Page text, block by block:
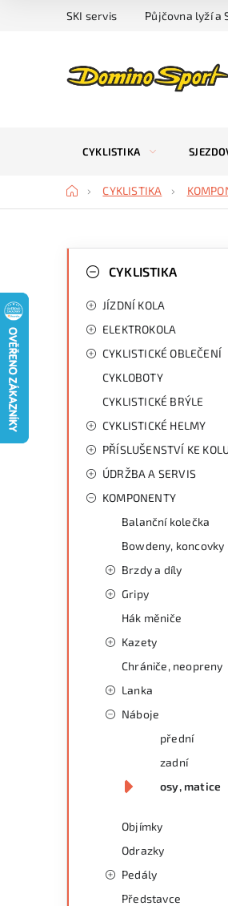
SKI servis Půjčovna lyží a
CYKLISTIKA
DomůCYKLISTIKA
kategorieCYKLISTIKA
JÍZDNÍ KOLA
ELEKTROKOLA
CYKLISTICKÉ OBLEČENÍ
CYKLOBOTY
CYKLISTICKÉ BRÝLE
CYKLISTICKÉ HELMY
PŘÍSLUŠENSTVÍ KE
ÚDRŽBA A SERVIS
KOMPONENTY
Balanční kolečka
Bowdeny, koncovky
Brzdy a díly
Gripy
Hák měniče
Kazety
Chrániče, neopreny
Lanka
Náboje
přední
zadní
osy, matice
Objímky
Odrazky
Pedály
Představce